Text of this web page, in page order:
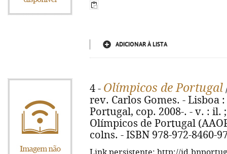
ADICIONAR À LISTA
4 - Olímpicos de Portugal
rev. Carlos Gomes. -
Portugal, cop. 2008-. - v. :
Olímpicos de Portugal
colns. - ISBN 978-972-8460-